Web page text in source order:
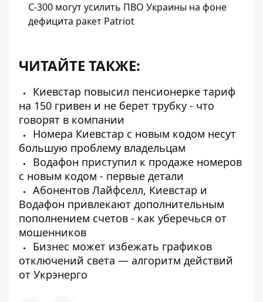
С-300 могут усилить ПВО Украины на фоне
дефицита ракет Patriot
ЧИТАЙТЕ ТАКЖЕ:
Киевстар повысил пенсионерке тариф
на 150 гривен и не берет трубку - что
говорят в компании
Номера Киевстар с новым кодом несут
большую проблему владельцам
Водафон приступил к продаже номеров
с новым кодом - первые детали
Абонентов Лайфселл, Киевстар и
Водафон привлекают дополнительным
пополнением счетов - как уберечься от
мошенников
Бизнес может избежать графиков
отключений света — алгоритм действий
от Укрэнерго